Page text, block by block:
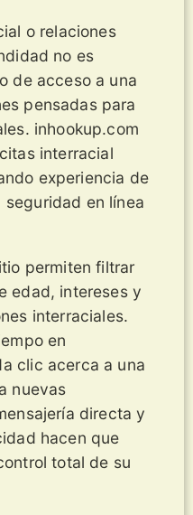
o relaciones
no es
de acceso a una
pensadas para
inhookup.com
interracial
experiencia de
seguridad en línea
permiten filtrar
edad, intereses y
interraciales.
en
clic acerca a una
nuevas
directa y
hacen que
total de su